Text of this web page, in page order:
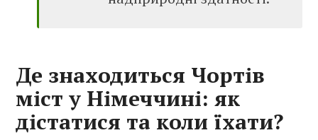
Де знаходиться Чортів
міст у Німеччині: як
дістатися та коли їхати?